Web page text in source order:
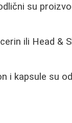
su
ili Head &
i kapsule su